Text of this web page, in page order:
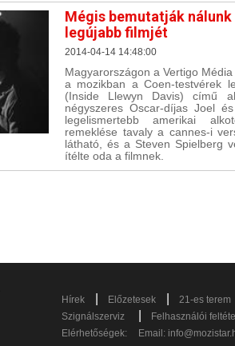
Mégis bemutatják
legújabb filmjét
2014-04-14 14:48:00
Magyarországon a Vertigo
a mozikban a Coen-testvérek
(Inside Llewyn Davis) című
négyszeres Oscar-díjas Joel
legelismertebb amerikai
remeklése tavaly a cannes-i
látható, és a Steven Spielberg
ítélte oda a filmnek.
Hírek Előzetesek 21-es terem
Szignálszerviz
Felhasználói
Elérhetőségek:
Email: